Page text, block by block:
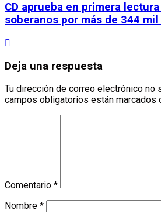
CD aprueba en primera
soberanos por más de 344
Deja una respuesta
Tu dirección de correo electrónico no
campos obligatorios están marcados
Comentario *
Nombre *